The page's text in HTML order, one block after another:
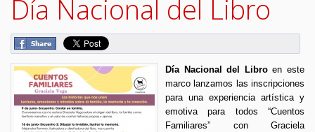
Día Nacional del Libro
Día Nacional del Libroen este
marco lanzamos las inscripciones
para una experiencia artística y
emotiva para todos “Cuentos
Familiares” con Graciela